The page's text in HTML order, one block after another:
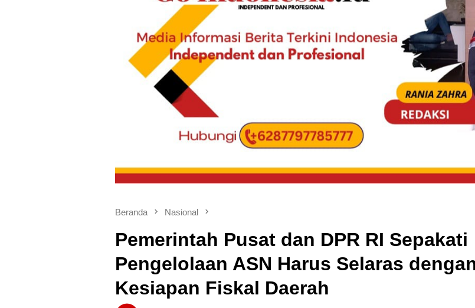
Beranda Nasional
Pemerintah Pusat dan DPR RI Sepakati
Pengelolaan ASN Harus Selaras
Kesiapan Fiskal Daerah